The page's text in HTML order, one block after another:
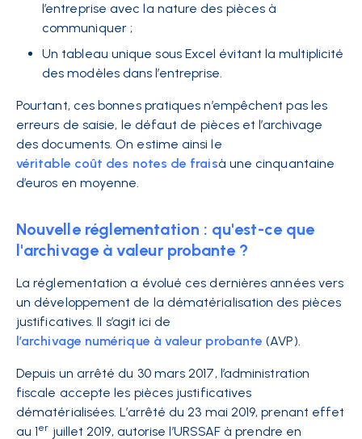
l’entreprise avec la nature des pièces à
communiquer ;
Un tableau unique sous Excel évitant la multiplicité
des modèles dans l’entreprise.
Pourtant, ces bonnes pratiques n’empêchent pas les
erreurs de saisie, le défaut de pièces et l’archivage
des documents. On estime ainsi le
véritable coût des notes de fraisà une cinquantaine
d’euros en moyenne.
Nouvelle réglementation : qu'est-ce que
l'archivage à valeur probante ?
La réglementation a évolué ces dernières années vers
un développement de la dématérialisation des pièces
justificatives. Il s’agit ici de
l’archivage numérique à valeur probante (AVP).
Depuis un arrêté du 30 mars 2017, l’administration
fiscale accepte les pièces justificatives
dématérialisées. L’arrêté du 23 mai 2019, prenant effet
au 1er juillet 2019, autorise l’URSSAF à prendre en